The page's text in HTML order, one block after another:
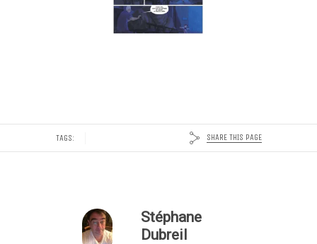
TAGS: SHARE THIS PAGE
Stéphane
Dubreil